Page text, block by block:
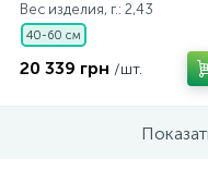
Вес изделия, г.: 2,43
40-60 см
20 339 грн /шт.